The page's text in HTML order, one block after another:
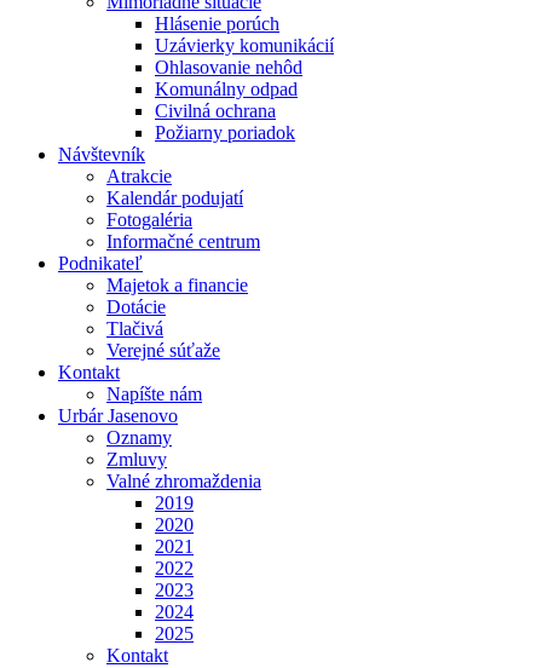
Hlásenie porúch
Uzávierky komunikácií
Ohlasovanie nehôd
Komunálny odpad
Civilná ochrana
Požiarny poriadok
Návštevník
Atrakcie
Kalendár podujatí
Fotogaléria
Informačné centrum
Podnikateľ
Majetok a financie
Dotácie
Tlačivá
Verejné súťaže
Kontakt
Napíšte nám
Urbár Jasenovo
Oznamy
Zmluvy
Valné zhromaždenia
2019
2020
2021
2022
2023
2024
2025
Kontakt